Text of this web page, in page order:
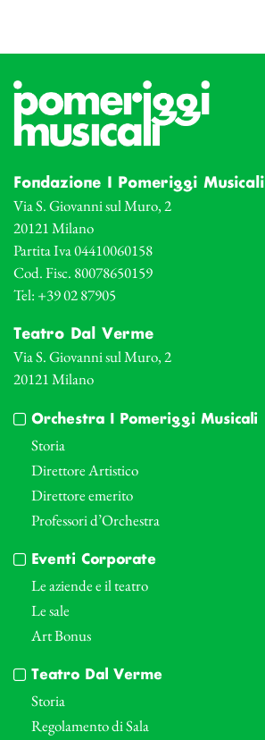
Fondazione I Pomeriggi Musicali
Via S. Giovanni sul Muro, 2
20121 Milano
Partita Iva 04410060158
Cod. Fisc. 80078650159
Tel: +39 02 87905
Teatro Dal Verme
Via S. Giovanni sul Muro, 2
20121 Milano
Orchestra I Pomeriggi Musicali
Storia
Direttore Artistico
Direttore emerito
Professori d’Orchestra
Eventi Corporate
Le aziende e il teatro
Le sale
Art Bonus
Teatro Dal Verme
Storia
Regolamento di Sala